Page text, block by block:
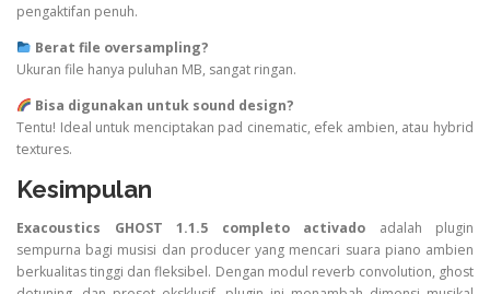
pengaktifan penuh.
Berat file oversampling?
Ukuran file hanya puluhan MB, sangat ringan.
Bisa digunakan untuk sound design?
Tentu! Ideal untuk menciptakan pad cinematic, efek ambien, atau hybrid
textures.
Kesimpulan
Exacoustics GHOST 1.1.5 completo activado adalah plugin
sempurna bagi musisi dan producer yang mencari suara piano ambien
berkualitas tinggi dan fleksibel. Dengan modul reverb convolution, ghost